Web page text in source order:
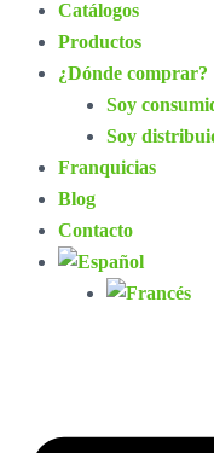
Catálogos
Productos
¿Dónde comprar?
Soy
Soy
Franquicias
Blog
Contacto